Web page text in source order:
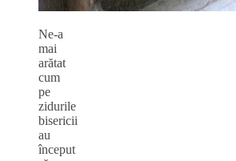
Ne-a
mai
arătat
cum
pe
zidurile
bisericii
au
început